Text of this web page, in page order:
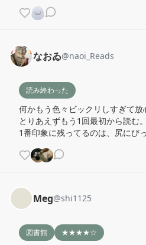
なおゐ@naoi_Reads
読み終わった
何かもう色々ビックリしすぎて放
とりあえずもう1回最初から読む。
1番印象に残ってるのは、尻にび
Meg@shi1125
図書館 ★★★★☆